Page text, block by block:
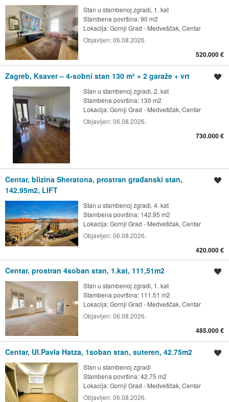
Stan u stambenoj zgradi, 1. kat
Stambena površina: 90 m2
Lokacija:Gornji Grad - Medveščak, Centar
Objavljen:06.08.2026.
520.000 €
Zagreb, Ksaver – 4-sobni stan 130 m² + 2 garaže + vrt
Stan u stambenoj zgradi, 2. kat
Stambena površina: 130 m2
Lokacija:Gornji Grad - Medveščak, Centar
Objavljen:06.08.2026.
730.000 €
Centar, blizina Sheratona, prostran građanski stan,
142.95m2, LIFT
Stan u stambenoj zgradi, 4. kat
Stambena površina: 142.95 m2
Lokacija:Gornji Grad - Medveščak, Centar
Objavljen:06.08.2026.
420.000 €
Centar, prostran 4soban stan, 1.kat, 111,51m2
Stan u stambenoj zgradi, 1. kat
Stambena površina: 111.51 m2
Lokacija:Gornji Grad - Medveščak, Centar
Objavljen:06.08.2026.
485.000 €
Centar, Ul.Pavla Hatza, 1soban stan, suteren, 42.75m2
Stan u stambenoj zgradi
Stambena površina: 42.75 m2
Lokacija:Gornji Grad - Medveščak, Centar
Objavljen:06.08.2026.